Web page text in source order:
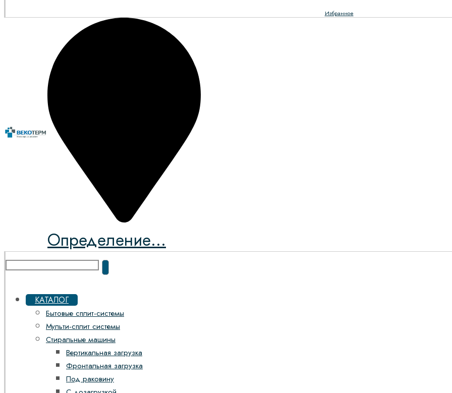
Избранное
Определение...
КАТАЛОГ
Бытовые сплит-системы
Мульти-сплит системы
Стиральные машины
Вертикальная загрузка
Фронтальная загрузка
Под раковину